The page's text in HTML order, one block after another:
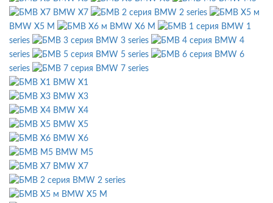
BMW X7
BMW 2 series
BMW X5 M
BMW X6 M
BMW 1
series
BMW 3 series
BMW 4
series
BMW 5 series
BMW 6
series
BMW 7 series
BMW X1
BMW X3
BMW X4
BMW X5
BMW X6
BMW M5
BMW X7
BMW 2 series
BMW X5 M